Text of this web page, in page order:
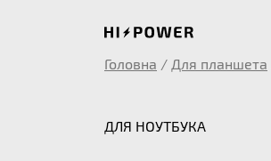
Головна / Для планшета
ДЛЯ НОУТБУКА